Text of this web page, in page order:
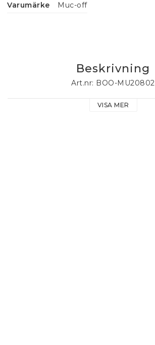
Varumärke
Muc-off
Beskrivning
Art.nr: BOO-MU20802
VISA MER